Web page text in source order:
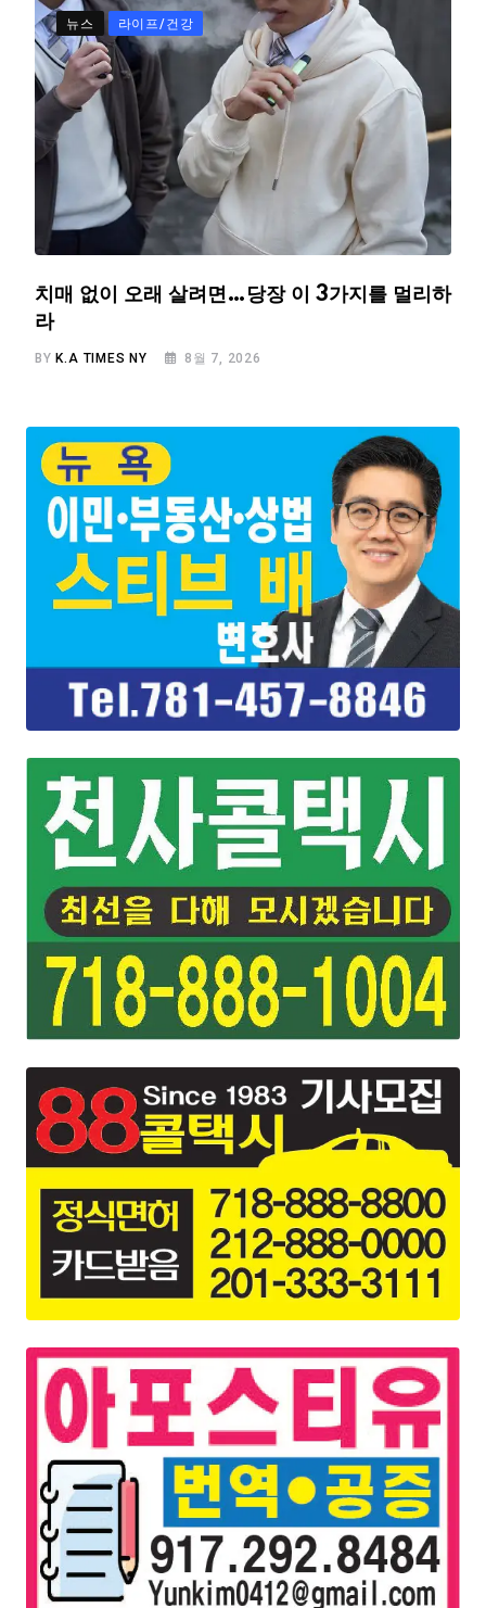
뉴스 라이프/건강
치매 없이 오래 살려면…당장 이 3가지를 멀리하
라
BYK.A TIMES NY 8월 7, 2026